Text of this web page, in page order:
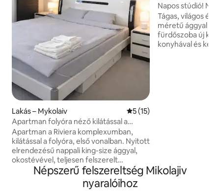
Lakás – Mykolaiv Átlagos értékelés: 5/5, 15
5 (15)
Apartman folyóra néző kilátással a
Riviérán
Apartman a Riviera komplexumban,
kilátással a folyóra, első vonalban. Nyitott
elrendezésű nappali king-size ággyal,
okostévével, teljesen felszerelt
konyhával, sütővel, étkezőrésszel,
panorámaablakokkal. Csendes,
biztonságos környék friss levegővel. Lift.
Napos stúdió!
Tágas, világos és
méretű ággyal és
fürdőszoba új
konyhával és
Népszerű felszereltség Mikolajiv
nyaralóihoz